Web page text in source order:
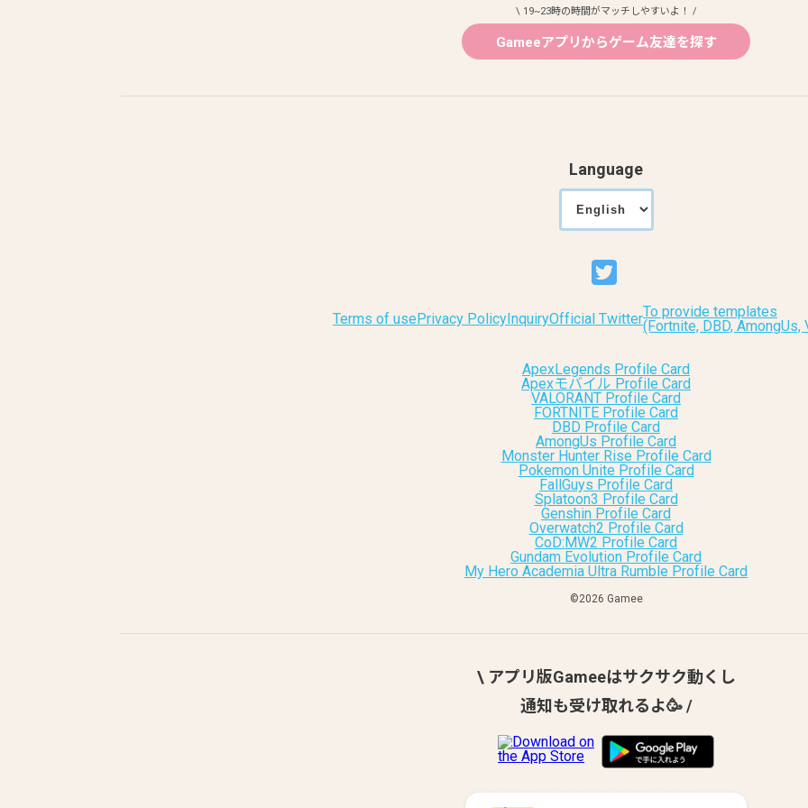
\ 19~23時の時間がマッチしやすいよ！ /
Gameeアプリからゲーム友達を探す
Language
Terms of usePrivacy Policy InquiryOfficial TwitterTo provide templates
(Fortnite, DBD, AmongUs,
ApexLegends Profile Card
Apexモバイル Profile Card
VALORANT Profile Card
FORTNITE Profile Card
DBD Profile Card
AmongUs Profile Card
Monster Hunter Rise Profile Card
Pokemon Unite Profile Card
FallGuys Profile Card
Splatoon3 Profile Card
Genshin Profile Card
Overwatch2 Profile Card
CoD:MW2 Profile Card
Gundam Evolution Profile Card
My Hero Academia Ultra Rumble Profile Card
©︎2026 Gamee
\ アプリ版Gameeはサクサク動くし
通知も受け取れるよ🥳 /